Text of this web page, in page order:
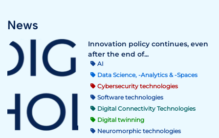
News
Innovation policy continues, even
after the end of...
AI
Data Science, -Analytics & -Spaces
Cybersecurity technologies
Software technologies
Digital Connectivity Technologies
Digital twinning
Neuromorphic technologies